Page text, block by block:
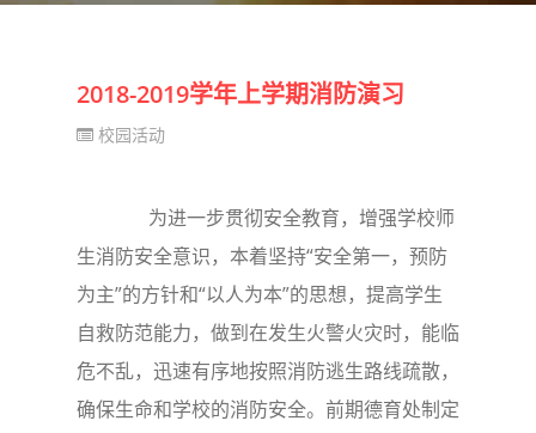
2018-2019学年上学期消防演习
校园活动
为进一步贯彻安全教育，增强学校师
生消防安全意识，本着坚持“安全第一，预防
为主”的方针和“以人为本”的思想，提高学生
自救防范能力，做到在发生火警火灾时，能临
危不乱，迅速有序地按照消防逃生路线疏散，
确保生命和学校的消防安全。前期德育处制定